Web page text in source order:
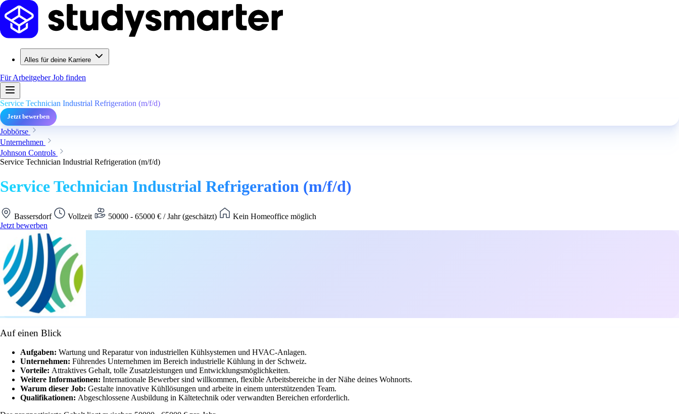
Alles für deine Karriere
Für ArbeitgeberJob finden
Service Technician Industrial Refrigeration (m/f/d)
Jetzt bewerben
Jobbörse
Unternehmen
Johnson Controls
Service Technician Industrial Refrigeration (m/f/d)
Service Technician Industrial Refrigeration (m/f/d)
Bassersdorf Vollzeit 50000 - 65000 € / Jahr (geschätzt)
Kein Homeoffice möglich
Jetzt bewerben
Auf einen Blick
Aufgaben: Wartung und Reparatur von industriellen Kühlsystemen und HVAC-Anlagen.
Unternehmen: Führendes Unternehmen im Bereich industrielle Kühlung in der Schweiz.
Vorteile: Attraktives Gehalt, tolle Zusatzleistungen und Entwicklungsmöglichkeiten.
Weitere Informationen: Internationale Bewerber sind willkommen, flexible Arbeitsbereiche in der Nähe deines Wohnorts.
Warum dieser Job: Gestalte innovative Kühllösungen und arbeite in einem unterstützenden Team.
Qualifikationen: Abgeschlossene Ausbildung in Kältetechnik oder verwandten Bereichen erforderlich.